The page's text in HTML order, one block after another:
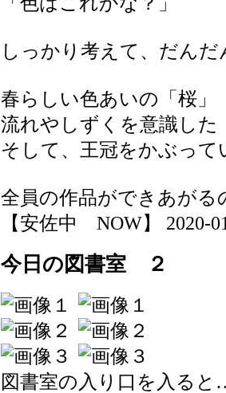
しっかり考えて、だん
春らしい色あいの「桜」
流れやしずくを意識した
そして、王冠をかぶっ
全員の作品ができあが
【安佐中 NOW】 2020-
今日の図書室 ２
図書室の入り口を入る